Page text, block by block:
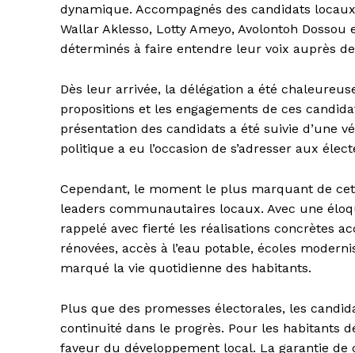
dynamique. Accompagnés des candidats
Wallar Aklesso, Lotty Ameyo, Avolontoh
déterminés à faire entendre leur voix auprès
Dès leur arrivée, la délégation a été
propositions et les engagements de ces
présentation des candidats a été suivie d’une
politique a eu l’occasion de s’adresser aux
Cependant, le moment le plus marquant de
leaders communautaires locaux. Avec une
rappelé avec fierté les réalisations concrètes
rénovées, accès à l’eau potable, écoles
marqué la vie quotidienne des habitants.
Plus que des promesses électorales, les
continuité dans le progrès. Pour les habitants
faveur du développement local. La garantie de